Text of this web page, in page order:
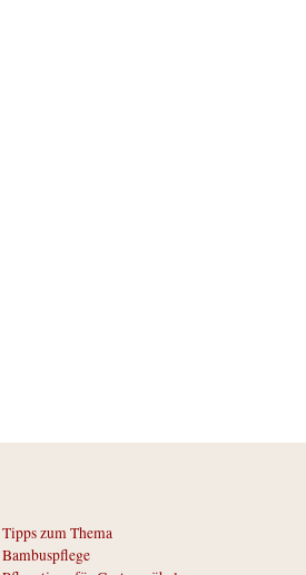
Tipps zum Thema
Bambuspflege